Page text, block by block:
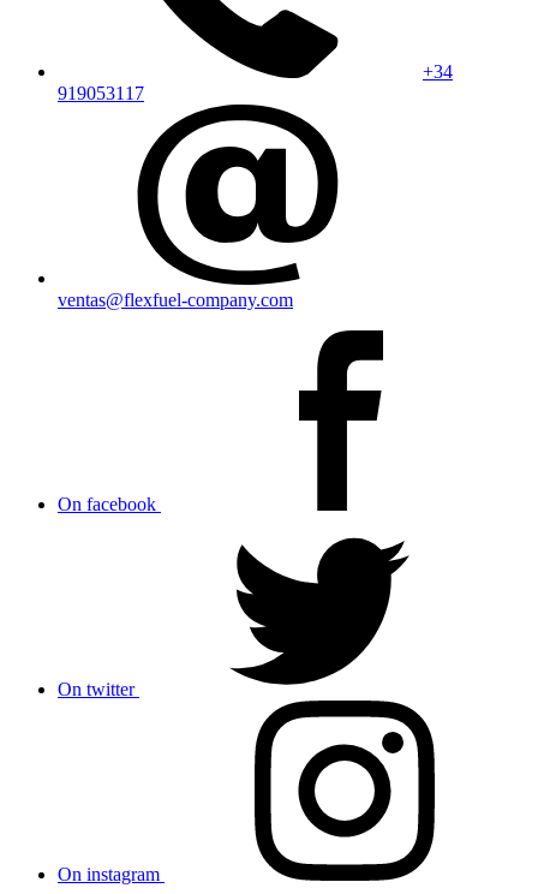
+34
919053117
ventas@flexfuel-company.com
On facebook
On twitter
On instagram